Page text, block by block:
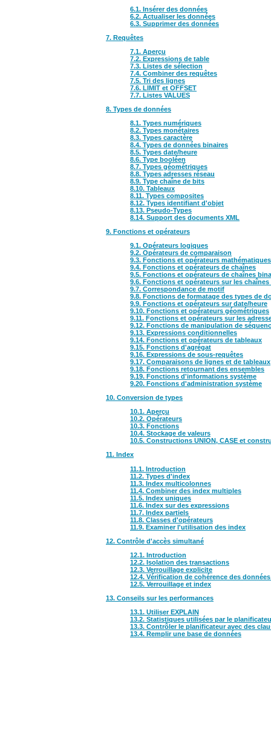
6.1. Insérer des données
6.2. Actualiser les données
6.3. Supprimer des données
7. Requêtes
7.1. Aperçu
7.2. Expressions de table
7.3. Listes de sélection
7.4. Combiner des requêtes
7.5. Tri des lignes
7.6. LIMIT et OFFSET
7.7. Listes VALUES
8. Types de données
8.1. Types numériques
8.2. Types monétaires
8.3. Types caractère
8.4. Types de données binaires
8.5. Types date/heure
8.6. Type booléen
8.7. Types géométriques
8.8. Types adresses réseau
8.9. Type chaîne de bits
8.10. Tableaux
8.11. Types composites
8.12. Types identifiant d'objet
8.13. Pseudo-Types
8.14. Support des documents XML
9. Fonctions et opérateurs
9.1. Opérateurs logiques
9.2. Opérateurs de comparaison
9.3. Fonctions et opérateurs mathématiques
9.4. Fonctions et opérateurs de chaînes
9.5. Fonctions et opérateurs de chaînes
9.6. Fonctions et opérateurs sur les
9.7. Correspondance de motif
9.8. Fonctions de formatage des types de
9.9. Fonctions et opérateurs sur date/heure
9.10. Fonctions et opérateurs géométriques
9.11. Fonctions et opérateurs sur les
9.12. Fonctions de manipulation de
9.13. Expressions conditionnelles
9.14. Fonctions et opérateurs de tableaux
9.15. Fonctions d'agrégat
9.16. Expressions de sous-requêtes
9.17. Comparaisons de lignes et de tableaux
9.18. Fonctions retournant des ensembles
9.19. Fonctions d'informations système
9.20. Fonctions d'administration système
10. Conversion de types
10.1. Aperçu
10.2. Opérateurs
10.3. Fonctions
10.4. Stockage de valeurs
10.5. Constructions UNION, CASE et
11. Index
11.1. Introduction
11.2. Types d'index
11.3. Index multicolonnes
11.4. Combiner des index multiples
11.5. Index uniques
11.6. Index sur des expressions
11.7. Index partiels
11.8. Classes d'opérateurs
11.9. Examiner l'utilisation des index
12. Contrôle d'accès simultané
12.1. Introduction
12.2. Isolation des transactions
12.3. Verrouillage explicite
12.4. Vérification de cohérence des
12.5. Verrouillage et index
13. Conseils sur les performances
13.1. Utiliser EXPLAIN
13.2. Statistiques utilisées par le
13.3. Contrôler le planificateur avec des
13.4. Remplir une base de données